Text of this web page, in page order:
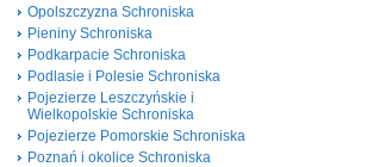
Opolszczyzna Schroniska
Pieniny Schroniska
Podkarpacie Schroniska
Podlasie i Polesie Schroniska
Pojezierze Leszczyńskie i
Wielkopolskie Schroniska
Pojezierze Pomorskie Schroniska
Poznań i okolice Schroniska